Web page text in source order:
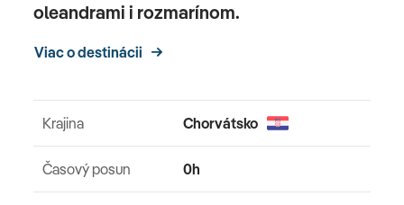
oleandrami i rozmarínom.
Viac o destinácii
Krajina Chorvátsko
Časový posun 0h